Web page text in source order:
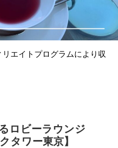
エイトプログラムにより収
ロビーラウンジ
タワー東京】